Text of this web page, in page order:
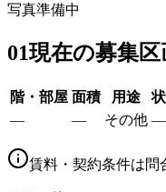
写真準備中
01現在の募集区
階・部屋 面積 用途
—
— その他 —
賃料・契約条件は問